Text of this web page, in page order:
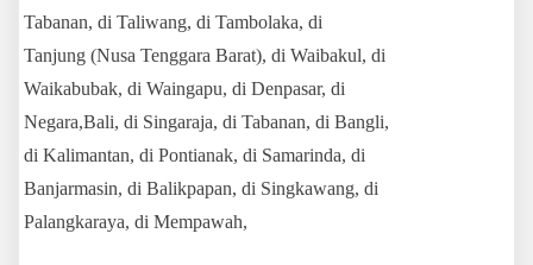
Tabanan, di Taliwang, di Tambolaka, di
Tanjung (Nusa Tenggara Barat), di Waibakul, di
Waikabubak, di Waingapu, di Denpasar, di
Negara,Bali, di Singaraja, di Tabanan, di Bangli,
di Kalimantan, di Pontianak, di Samarinda, di
Banjarmasin, di Balikpapan, di Singkawang, di
Palangkaraya, di Mempawah,